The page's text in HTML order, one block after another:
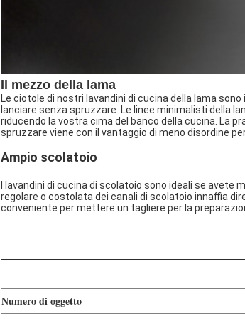
Il mezzo della lama
Le ciotole di nostri lavandini di cucina della lama
lanciare senza spruzzare. Le linee minimalisti della
riducendo la vostra cima del banco della cucina. La
spruzzare viene con il vantaggio di meno disordine
Ampio scolatoio
I lavandini di cucina di scolatoio sono ideali se
regolare o costolata dei canali di scolatoio innaffia
conveniente per mettere un tagliere per la
Numero di oggetto